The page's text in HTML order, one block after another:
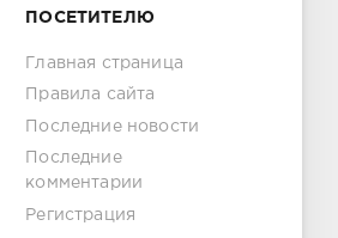
ПОСЕТИТЕЛЮ
Главная страница
Правила сайта
Последние новости
Последние
комментарии
Регистрация